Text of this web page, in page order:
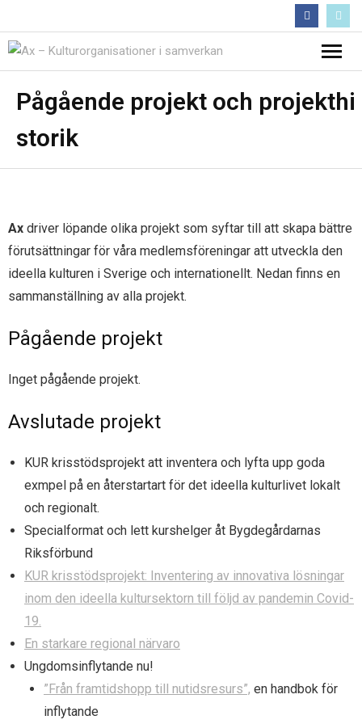
Hem
Nyheter
- Medlemsbrev
Projekt
- Krisstödsprojekt
- En starkare regional närvaro
- Folk och Kultur
- Ax utmärkelser
Om Ax
- Förtroendevalda
- Medlemmar
- Bli medlem
- Samarbeten
- Om Ax
- Styrande dokument
Kontakta Ax
Arkiv
Pågående projekt och projekthi
storik
Ax driver löpande olika projekt som syftar till att skapa bättre
förutsättningar för våra medlemsföreningar att utveckla den
ideella kulturen i Sverige och internationellt. Nedan finns en
sammanställning av alla projekt.
Pågående projekt
Inget pågående projekt.
Avslutade projekt
KUR krisstödsprojekt att inventera och lyfta upp goda
exmpel på en återstartart för det ideella kulturlivet lokalt
och regionalt.
Specialformat och lett kurshelger åt Bygdegårdarnas
Riksförbund
KUR krisstödsprojekt: Inventering av innovativa lösningar
inom den ideella kultursektorn till följd av pandemin Covid-
19.
En starkare regional närvaro
Ungdomsinflytande nu!
”Från framtidshopp till nutidsresurs”, en handbok för
inflytande